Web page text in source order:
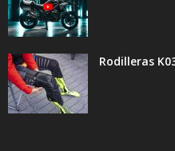
Rodilleras